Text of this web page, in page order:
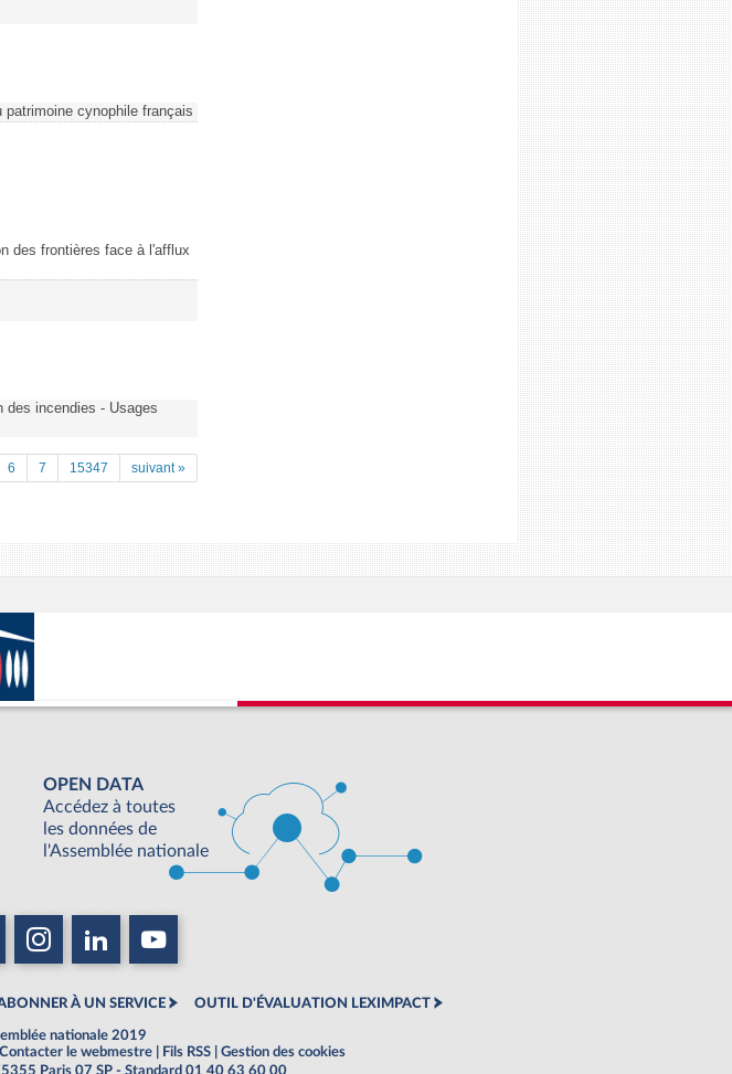
cynophile français
des frontières face à l'afflux
des incendies - Usages
6 7 15347 suivant »
OPEN DATA
Accédez à toutes
les données de
l'Assemblée nationale
À UN SERVICE OUTIL D'ÉVALUATION LEXIMPACT
nationale 2019
Contacter le webmestre Fils RSS
Gestion des cookies
Paris 07 SP - Standard 01 40 63 60 00